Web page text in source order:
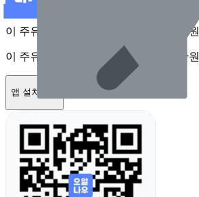
이 주유소를 앱에서 확인하고 최대 1만
이 주유소를 앱에서 확인하고 최대 1만
앱 설치하기